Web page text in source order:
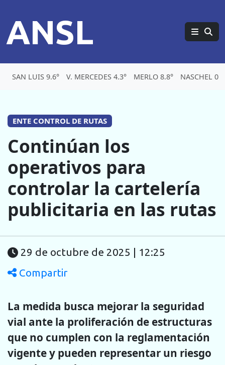
ANSL
SAN LUIS 9.6° V. MERCEDES 4.3° MERLO 8.8° NASCHEL
ENTE CONTROL DE RUTAS
Continúan los
operativos para
controlar la cartelería
publicitaria en las rutas
29 de octubre de 2025 | 12:25
Compartir
La medida busca mejorar la seguridad
vial ante la proliferación de estructuras
que no cumplen con la reglamentación
vigente y pueden representar un riesgo